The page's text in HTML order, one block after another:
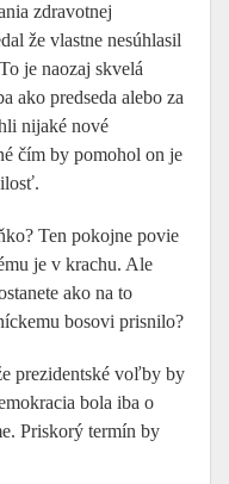
zdravotnej
že vlastne nesúhlasil
je naozaj skvelá
ako predseda alebo za
nijaké nové
čím by pomohol on je
Ten pokojne povie
je v krachu. Ale
ako na to
bosovi prisnilo?
prezidentské voľby by
bola iba o
Priskorý termín by